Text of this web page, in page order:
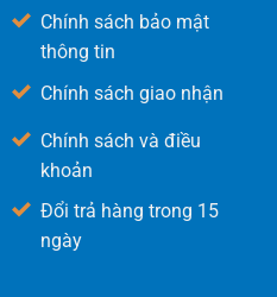
Chính sách bảo mật
thông tin
Chính sách giao nhận
Chính sách và điều
khoản
Đổi trả hàng trong 15
ngày